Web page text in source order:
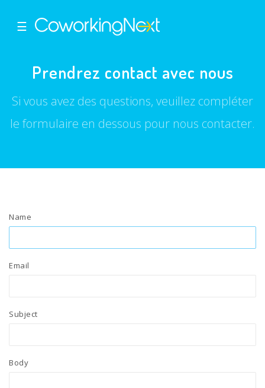
☰
Prendrez contact avec nous
Si vous avez des questions, veuillez compléter
le formulaire en dessous pour nous contacter.
Name
Email
Subject
Body